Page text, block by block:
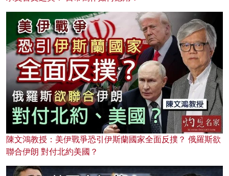
陳文鴻教授：美伊戰爭恐引伊斯蘭國家全面反撲？ 俄羅斯欲
聯合伊朗 對付北約美國？